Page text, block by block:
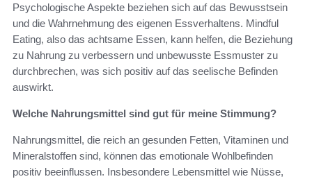
Psychologische Aspekte beziehen sich auf das Bewusstsein
und die Wahrnehmung des eigenen Essverhaltens. Mindful
Eating, also das achtsame Essen, kann helfen, die Beziehung
zu Nahrung zu verbessern und unbewusste Essmuster zu
durchbrechen, was sich positiv auf das seelische Befinden
auswirkt.
Welche Nahrungsmittel sind gut für meine Stimmung?
Nahrungsmittel, die reich an gesunden Fetten, Vitaminen und
Mineralstoffen sind, können das emotionale Wohlbefinden
positiv beeinflussen. Insbesondere Lebensmittel wie Nüsse,